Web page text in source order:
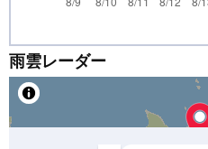
雨雲レーダー